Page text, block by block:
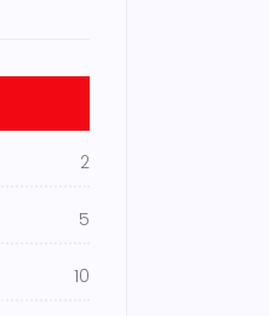
2
5
10